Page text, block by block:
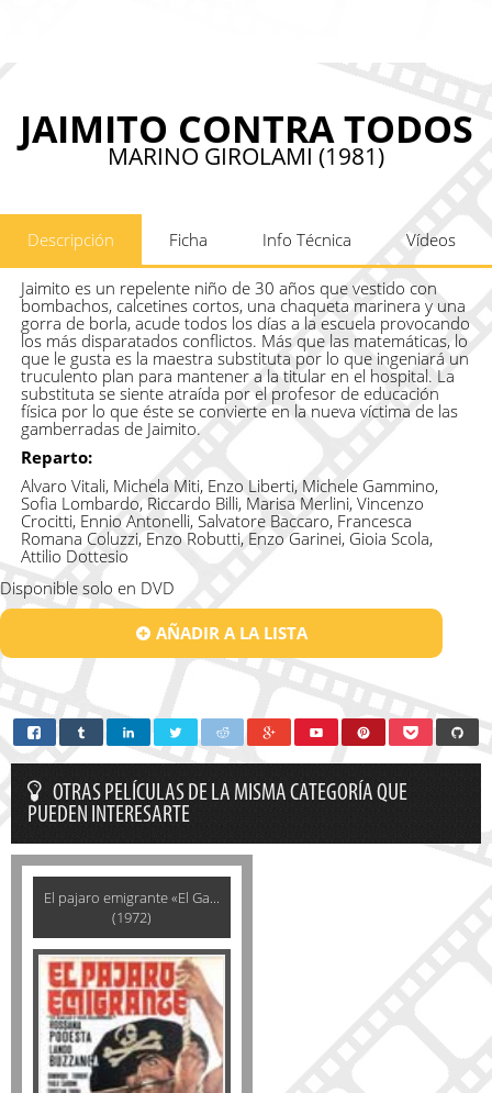
JAIMITO CONTRA TODOS
MARINO GIROLAMI (1981)
Descripción Ficha Info Técnica Vídeos
Jaimito es un repelente niño de 30 años que vestido con
bombachos, calcetines cortos, una chaqueta marinera y una
gorra de borla, acude todos los días a la escuela provocando
los más disparatados conflictos. Más que las matemáticas, lo
que le gusta es la maestra substituta por lo que ingeniará un
truculento plan para mantener a la titular en el hospital. La
substituta se siente atraída por el profesor de educación
física por lo que éste se convierte en la nueva víctima de las
gamberradas de Jaimito.
Reparto:
Alvaro Vitali, Michela Miti, Enzo Liberti, Michele Gammino,
Sofia Lombardo, Riccardo Billi, Marisa Merlini, Vincenzo
Crocitti, Ennio Antonelli, Salvatore Baccaro, Francesca
Romana Coluzzi, Enzo Robutti, Enzo Garinei, Gioia Scola,
Attilio Dottesio
Disponible solo en DVD
AÑADIR A LA LISTA
OTRAS PELÍCULAS DE LA MISMA CATEGORÍA QUE
PUEDEN INTERESARTE
El pajaro emigrante «El Ga...
(1972)